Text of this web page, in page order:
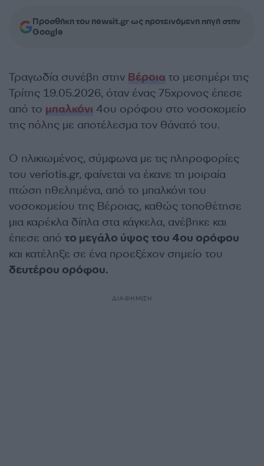
Προσθήκη του newsit.gr ως προτεινόμενη πηγή στην
Google
Τραγωδία συνέβη στην Βέροια το μεσημέρι της
Τρίτης 19.05.2026, όταν ένας 75χρονος έπεσε
από το μπαλκόνι 4ου ορόφου στο νοσοκομείο
της πόλης με αποτέλεσμα τον θάνατό του.
Ο ηλικιωμένος, σύμφωνα με τις πληροφορίες
του veriotis.gr, φαίνεται να έκανε τη μοιραία
πτώση ηθελημένα, από το μπαλκόνι του
νοσοκομείου της Βέροιας, καθώς τοποθέτησε
μια καρέκλα δίπλα στα κάγκελα, ανέβηκε και
έπεσε από το μεγάλο ύψος του 4ου ορόφου
και κατέληξε σε ένα προεξέχον σημείο του
δευτέρου ορόφου.
ΔΙΑΦΗΜΙΣΗ